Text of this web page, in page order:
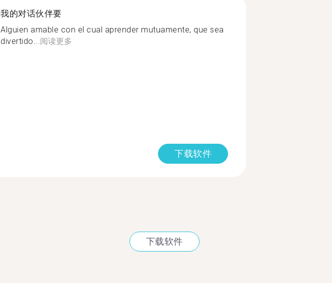
我的对话伙伴要
Alguien amable con el cual aprender mutuamente, que sea
divertido...阅读更多
下载软件
下载软件